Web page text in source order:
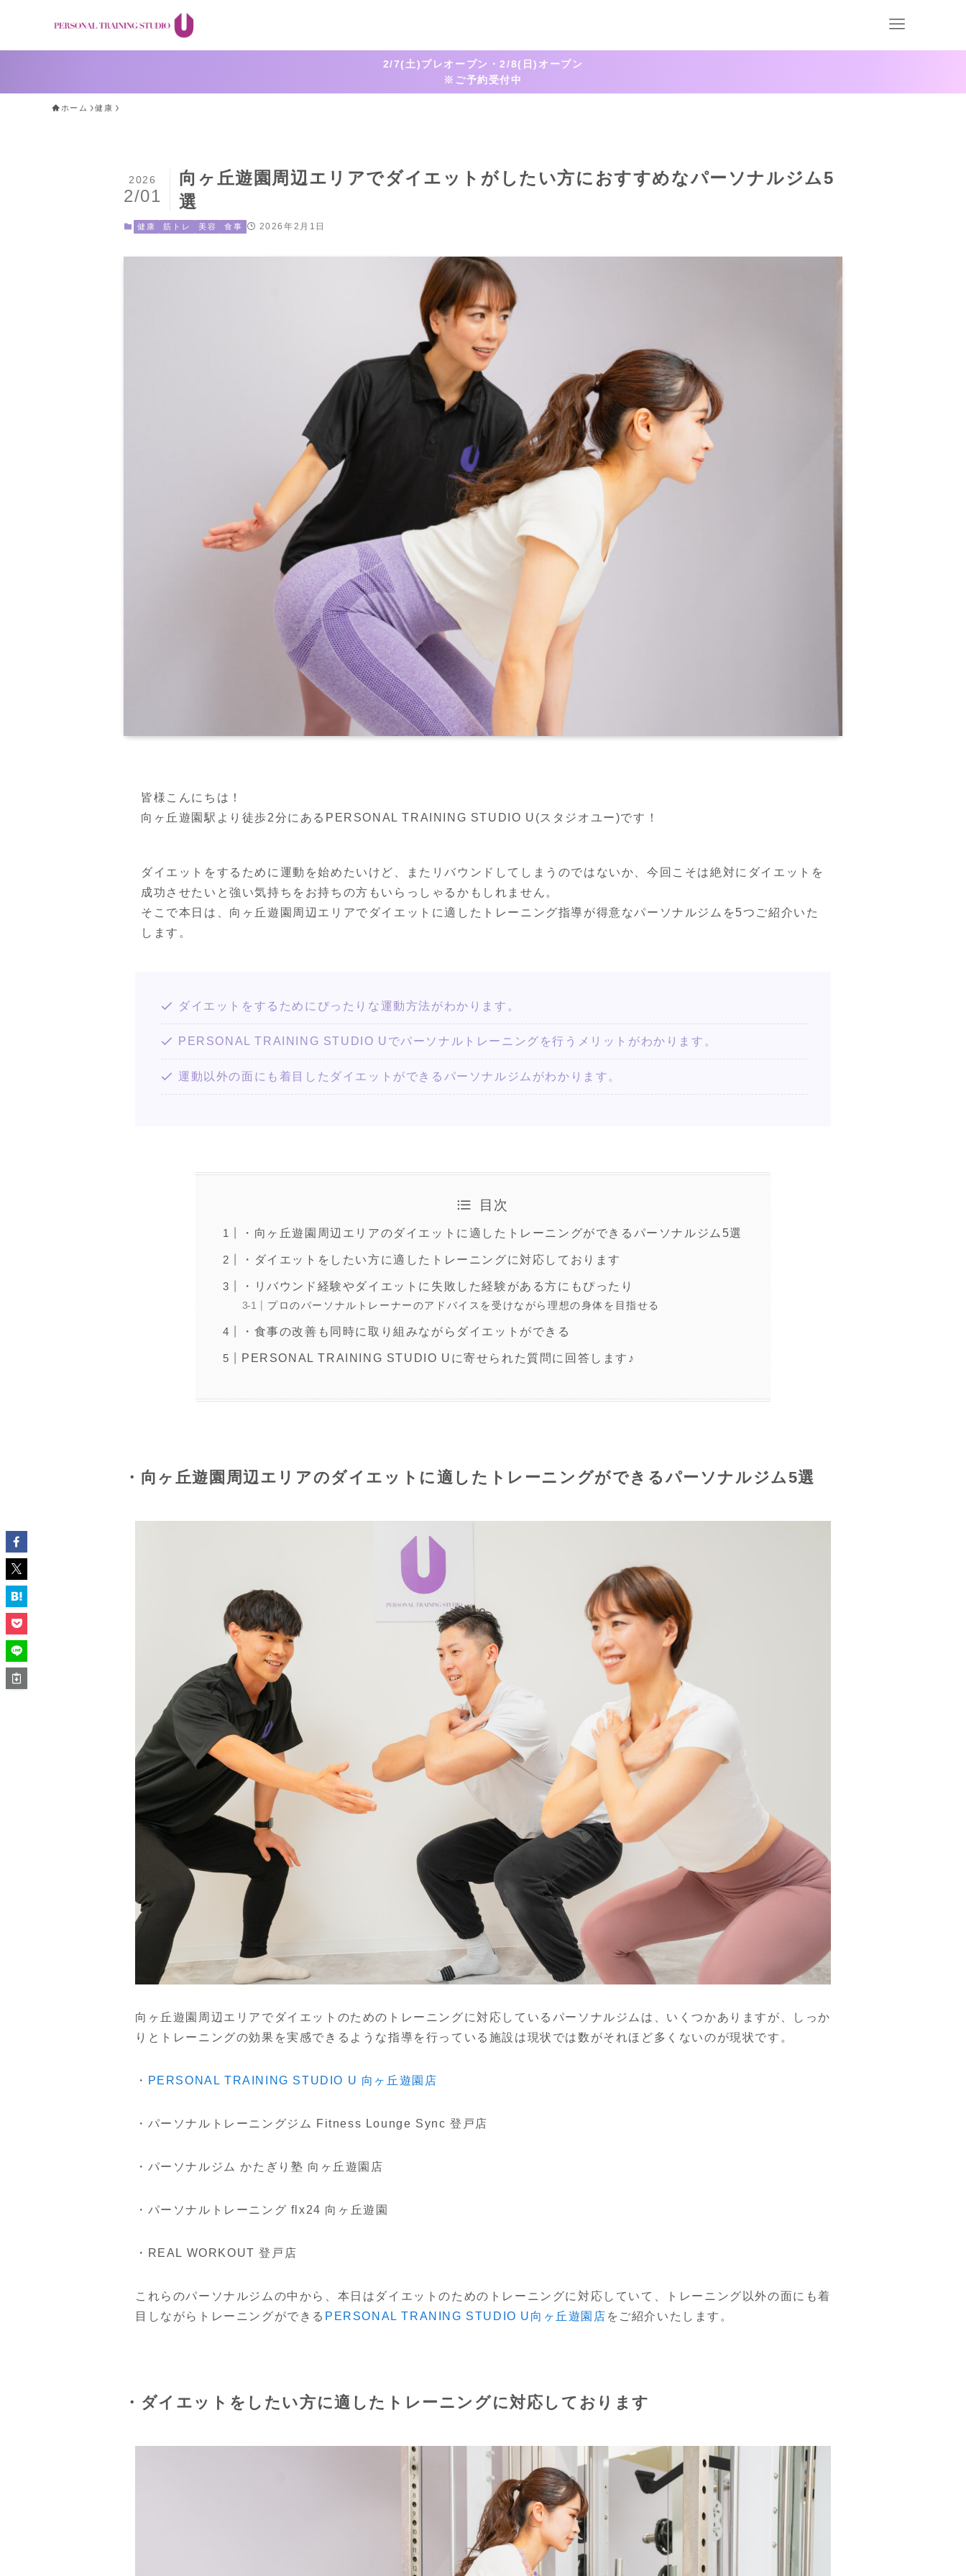
2/7(土)プレオープン・2/8(日)オープン
※ご予約受付中
ホーム 健康
向ヶ丘遊園周辺エリアでダイエットがしたい方におすすめなパーソナルジム5
選
2026
2/01
健康 筋トレ 美容 食事 2026年2月1日
皆様こんにちは！
向ヶ丘遊園駅より徒歩2分にあるPERSONAL TRAINING STUDIO U(スタジオユー)です！
ダイエットをするために運動を始めたいけど、またリバウンドしてしまうのではないか、今回こそは絶対にダイエットを
成功させたいと強い気持ちをお持ちの方もいらっしゃるかもしれません。
そこで本日は、向ヶ丘遊園周辺エリアでダイエットに適したトレーニング指導が得意なパーソナルジムを5つご紹介いた
します。
ダイエットをするためにぴったりな運動方法がわかります。
PERSONAL TRAINING STUDIO Uでパーソナルトレーニングを行うメリットがわかります。
運動以外の面にも着目したダイエットができるパーソナルジムがわかります。
目次
・向ヶ丘遊園周辺エリアのダイエットに適したトレーニングができるパーソナルジム5選
・ダイエットをしたい方に適したトレーニングに対応しております
・リバウンド経験やダイエットに失敗した経験がある方にもぴったり
プロのパーソナルトレーナーのアドバイスを受けながら理想の身体を目指せる
・食事の改善も同時に取り組みながらダイエットができる
PERSONAL TRAINING STUDIO Uに寄せられた質問に回答します♪
・向ヶ丘遊園周辺エリアのダイエットに適したトレーニングができるパーソナルジム5選
向ヶ丘遊園周辺エリアでダイエットのためのトレーニングに対応しているパーソナルジムは、いくつかありますが、しっか
りとトレーニングの効果を実感できるような指導を行っている施設は現状では数がそれほど多くないのが現状です。
・ PERSONAL TRAINING STUDIO U 向ヶ丘遊園店
・パーソナルトレーニングジム Fitness Lounge Sync 登戸店
・パーソナルジム かたぎり塾 向ヶ丘遊園店
・パーソナルトレーニング flx24 向ヶ丘遊園
・REAL WORKOUT 登戸店
これらのパーソナルジムの中から、本日はダイエットのためのトレーニングに対応していて、トレーニング以外の面にも着
目しながらトレーニングができる PERSONAL TRANING STUDIO U向ヶ丘遊園店 をご紹介いたします。
・ダイエットをしたい方に適したトレーニングに対応しております